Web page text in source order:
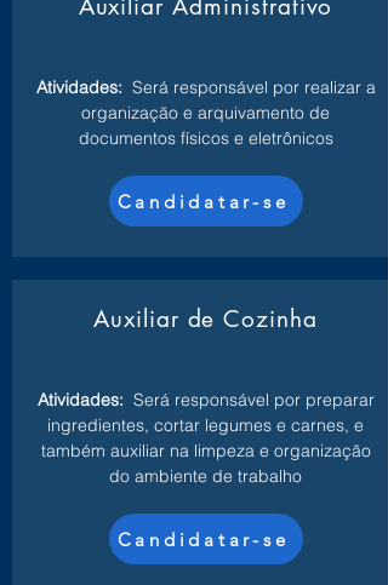
Auxiliar Administrativo
Atividades: Será responsável por realizar a
organização e arquivamento de
documentos físicos e eletrônicos
Candidatar-se
Auxiliar de Cozinha
Atividades: Será responsável por preparar
ingredientes, cortar legumes e carnes, e
também auxiliar na limpeza e organização
do ambiente de trabalho
Candidatar-se